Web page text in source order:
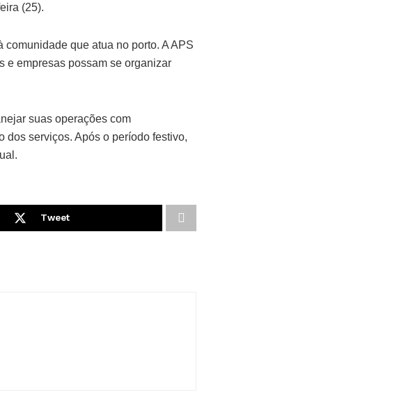
(25).
que atua no porto. A APS
e empresas possam se organizar
suas operações com
dos serviços. Após o período festivo,
Tweet